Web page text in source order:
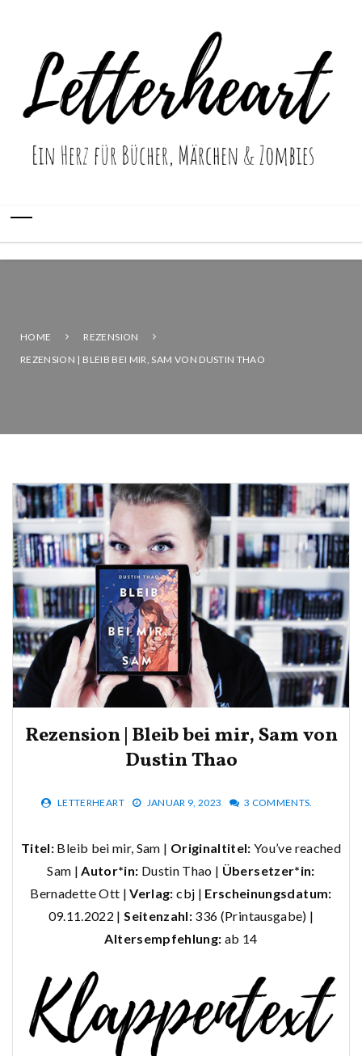
HOME
REZENSION
REZENSION | BLEIB BEI MIR, SAM VON DUSTIN THAO
Rezension | Bleib bei mir, Sam von
Dustin Thao
LETTERHEART JANUAR 9, 2023 3 COMMENTS.
Titel: Bleib bei mir, Sam | Originaltitel: You’ve reached
Sam | Autor*in: Dustin Thao | Übersetzer*in:
Bernadette Ott |Verlag:cbj | Erscheinungsdatum:
09.11.2022 | Seitenzahl: 336 (Printausgabe) |
Altersempfehlung: ab 14